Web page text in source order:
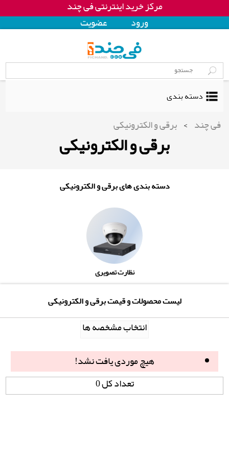
مرکز خرید اینترنتی فی چند
ورود
عضويت
دسته بندی
فی چند > برقی و الکترونیکی
برقی و الکترونیکی
دسته بندی های برقی و الکترونیکی
نظارت تصویری
لیست محصولات و قیمت برقی و الکترونیکی
انتخاب مشخصه ها
هیچ موردی یافت نشد!
تعداد کل 0